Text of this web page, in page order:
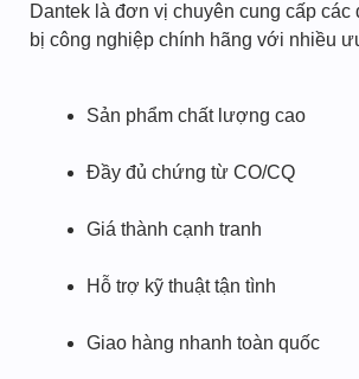
Dantek là đơn vị chuyên cung cấp các
bị công nghiệp chính hãng với nhiều
Sản phẩm chất lượng cao
Đầy đủ chứng từ CO/CQ
Giá thành cạnh tranh
Hỗ trợ kỹ thuật tận tình
Giao hàng nhanh toàn quốc